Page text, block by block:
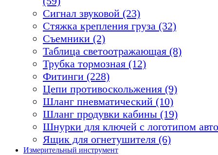
Сигнал звуковой (23)
Стяжка крепления груза (32)
Съемники (2)
Таблица светоотражающая (8)
Трубка тормозная (12)
Фитинги (228)
Цепи противоскольжения (9)
Шланг пневматический (10)
Шланг продувки кабины (19)
Шнурки для ключей с логотипом
Ящик для огнетушителя (6)
Измерительный инструмент